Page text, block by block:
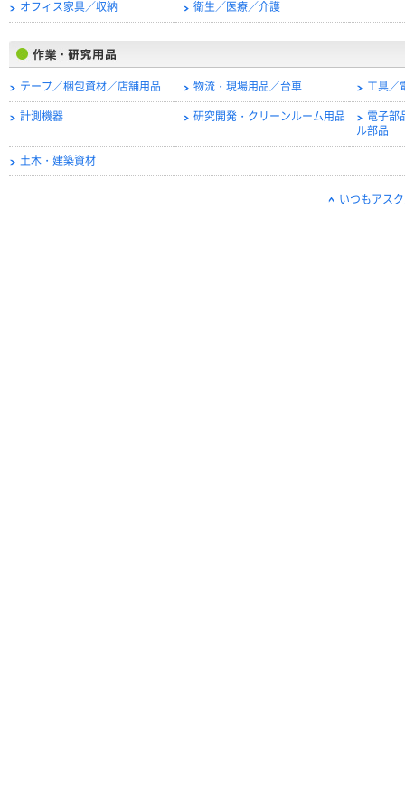
オフィス家具／収納 衛生／医療／介護
テープ／梱包資材／店舗用品 物流・現場用品／台車 工具／
計測機器 研究開発・クリーンルーム用品
電子部
ル部品
土木・建築資材
いつもアス